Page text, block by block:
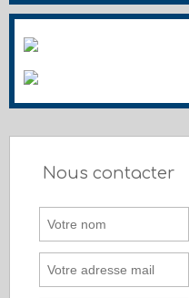
Nous contacter